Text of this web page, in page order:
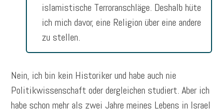
islamistische Terroranschläge. Deshalb hüte
ich mich davor, eine Religion über eine andere
zu stellen.
Nein, ich bin kein Historiker und habe auch nie
Politikwissenschaft oder dergleichen studiert. Aber ich
habe schon mehr als zwei Jahre meines Lebens in Israel